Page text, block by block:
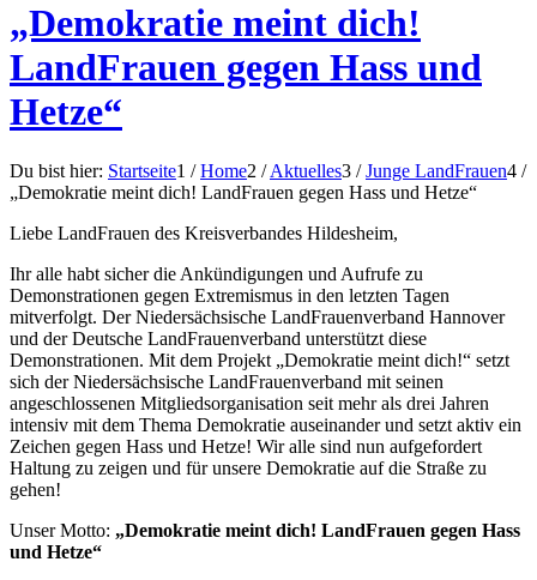
„Demokratie meint dich!
LandFrauen gegen Hass und
Hetze“
Du bist hier: Startseite1 / Home2 / Aktuelles3 / Junge LandFrauen4 /
„Demokratie meint dich! LandFrauen gegen Hass und Hetze“
Liebe LandFrauen des Kreisverbandes Hildesheim,
Ihr alle habt sicher die Ankündigungen und Aufrufe zu
Demonstrationen gegen Extremismus in den letzten Tagen
mitverfolgt. Der Niedersächsische LandFrauenverband Hannover
und der Deutsche LandFrauenverband unterstützt diese
Demonstrationen. Mit dem Projekt „Demokratie meint dich!“ setzt
sich der Niedersächsische LandFrauenverband mit seinen
angeschlossenen Mitgliedsorganisation seit mehr als drei Jahren
intensiv mit dem Thema Demokratie auseinander und setzt aktiv ein
Zeichen gegen Hass und Hetze! Wir alle sind nun aufgefordert
Haltung zu zeigen und für unsere Demokratie auf die Straße zu
gehen!
Unser Motto: „Demokratie meint dich! LandFrauen gegen Hass
und Hetze“